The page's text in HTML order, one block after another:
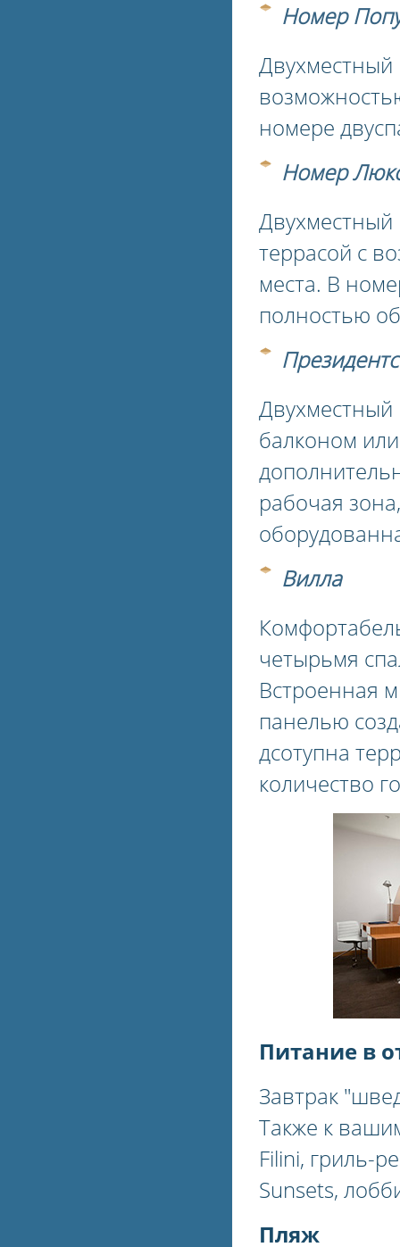
Номер
номере
Номер
террасой с
места. В
полностью
балконом
рабочая
Вилла
четырьмя
Встроенная
панелью
дсотупна
количество
Питание в
Завтрак
Также к
Filini, гриль-
Sunsets,
Пляж